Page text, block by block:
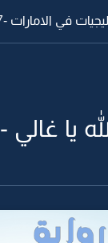
في الامارات -6
يا غالي -19